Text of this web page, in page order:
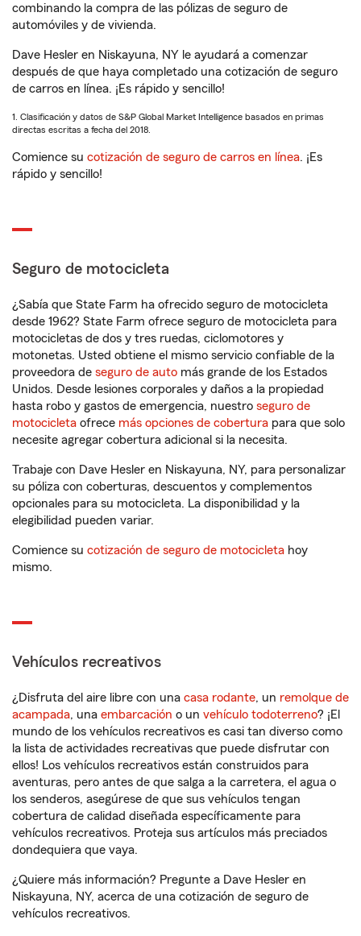
combinando la compra de las pólizas de seguro de
automóviles y de vivienda.
Dave Hesler en Niskayuna, NY le ayudará a comenzar
después de que haya completado una cotización de seguro
de carros en línea. ¡Es rápido y sencillo!
1. Clasificación y datos de S&P Global Market Intelligence basados en primas
directas escritas a fecha del 2018.
Comience su cotización de seguro de carros en línea. ¡Es
rápido y sencillo!
Seguro de motocicleta
¿Sabía que State Farm ha ofrecido seguro de motocicleta
desde 1962? State Farm ofrece seguro de motocicleta para
motocicletas de dos y tres ruedas, ciclomotores y
motonetas. Usted obtiene el mismo servicio confiable de la
proveedora de seguro de auto más grande de los Estados
Unidos. Desde lesiones corporales y daños a la propiedad
hasta robo y gastos de emergencia, nuestro seguro de
motocicleta ofrece más opciones de cobertura para que solo
necesite agregar cobertura adicional si la necesita.
Trabaje con Dave Hesler en Niskayuna, NY, para personalizar
su póliza con coberturas, descuentos y complementos
opcionales para su motocicleta. La disponibilidad y la
elegibilidad pueden variar.
Comience su cotización de seguro de motocicleta hoy
mismo.
Vehículos recreativos
¿Disfruta del aire libre con una casa rodante, un remolque de
acampada, una embarcación o un vehículo todoterreno? ¡El
mundo de los vehículos recreativos es casi tan diverso como
la lista de actividades recreativas que puede disfrutar con
ellos! Los vehículos recreativos están construidos para
aventuras, pero antes de que salga a la carretera, el agua o
los senderos, asegúrese de que sus vehículos tengan
cobertura de calidad diseñada específicamente para
vehículos recreativos. Proteja sus artículos más preciados
dondequiera que vaya.
¿Quiere más información? Pregunte a Dave Hesler en
Niskayuna, NY, acerca de una cotización de seguro de
vehículos recreativos.